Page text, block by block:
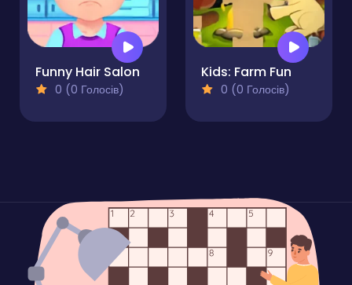
Funny Hair Salon
0 (0 Голосів)
Kids: Farm Fun
0 (0 Голосів)